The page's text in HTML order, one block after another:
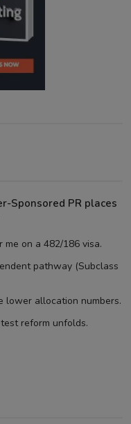
Sponsored PR places
on a 482/186 visa.
pathway (Subclass
lower allocation numbers.
reform unfolds.